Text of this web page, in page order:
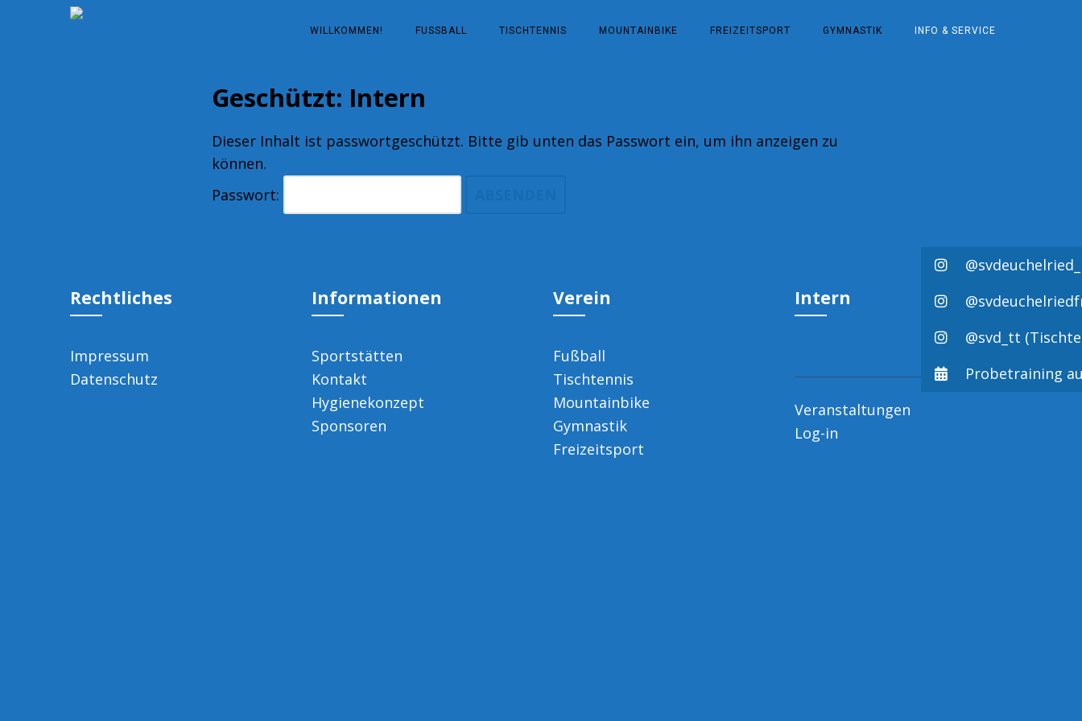
WILLKOMMEN! FUSSBALL TISCHTENNIS MOUNTAINBIKE FREIZEITSPORT GYMNASTIK INFO & SERVICE
Geschützt: Intern
Dieser Inhalt ist passwortgeschützt. Bitte gib unten das Passwort ein, um ihn anzeigen zu
können.
Passwort:
Rechtliches
Impressum
Datenschutz
Informationen
Sportstätten
Kontakt
Hygienekonzept
Sponsoren
Verein
Fußball
Tischtennis
Mountainbike
Gymnastik
Freizeitsport
Intern
Veranstaltungen
Log-in
@svd_tt
Probetraining